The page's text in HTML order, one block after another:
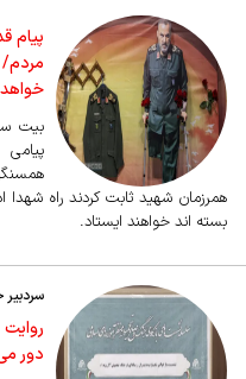
پیام
مردم/
بیت
همرزمان شهید ثابت کردند راه شهدا
بسته اند خواهند ایستاد.
سردبیر
دور